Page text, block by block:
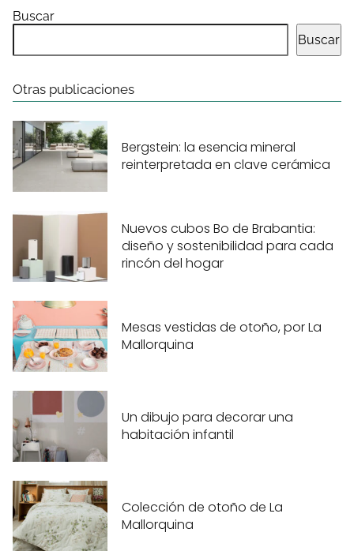
Buscar
Buscar
Otras publicaciones
Bergstein: la esencia mineral
reinterpretada en clave cerámica
Nuevos cubos Bo de Brabantia:
diseño y sostenibilidad para cada
rincón del hogar
Mesas vestidas de otoño, por La
Mallorquina
Un dibujo para decorar una
habitación infantil
Colección de otoño de La
Mallorquina